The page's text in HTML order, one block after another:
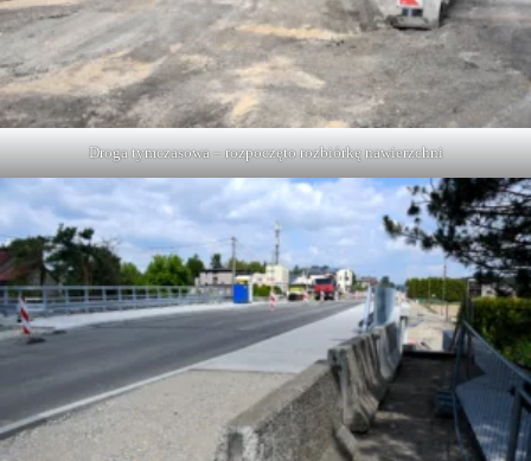
Droga tymczasowa – rozpoczęto rozbiórkę nawierzchni